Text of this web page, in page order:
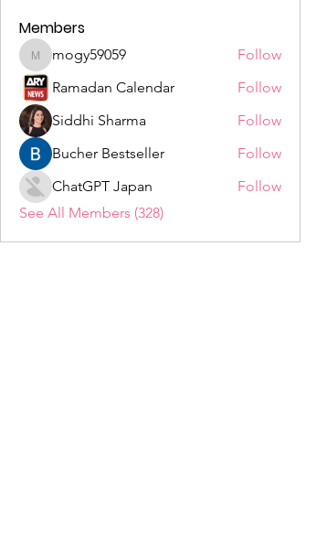
Members
mogy59059
mogy59059
Follow
Ramadan Calendar
Follow
Siddhi Sharma
Follow
Bucher Bestseller
Follow
ChatGPT Japan
Follow
See All Members (328)